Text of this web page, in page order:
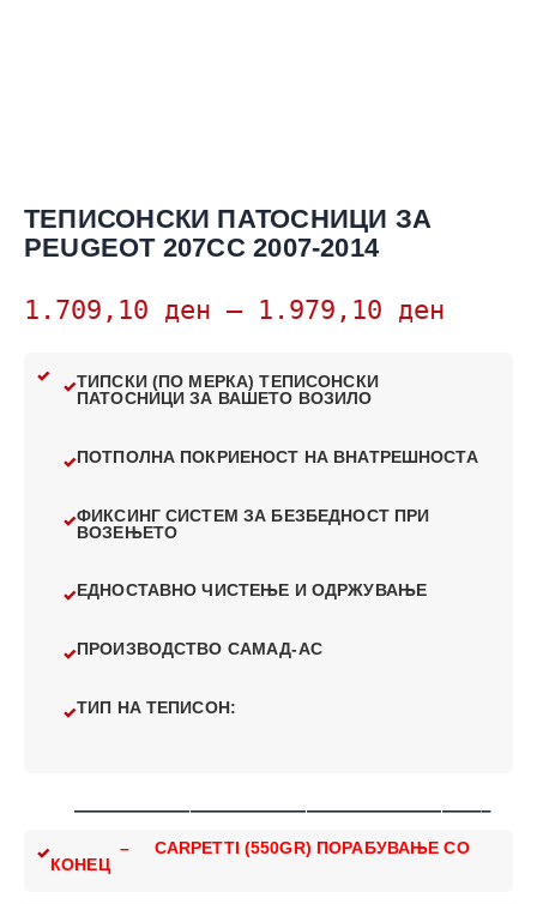
ТЕПИСОНСКИ ПАТОСНИЦИ ЗА
PEUGEOT 207CC 2007-2014
1.709,10 ден – 1.979,10 ден
ТИПСКИ (ПО МЕРКА) ТЕПИСОНСКИ
ПАТОСНИЦИ ЗА ВАШЕТО ВОЗИЛО
ПОТПОЛНА ПОКРИЕНОСТ НА ВНАТРЕШНОСТА
ФИКСИНГ СИСТЕМ ЗА БЕЗБЕДНОСТ ПРИ
ВОЗЕЊЕТО
ЕДНОСТАВНО ЧИСТЕЊЕ И ОДРЖУВАЊЕ
ПРОИЗВОДСТВО САМАД-АС
ТИП НА ТЕПИСОН:
—————————————————————–
– CARPETTI (550GR) ПОРАБУВАЊЕ СО
КОНЕЦ